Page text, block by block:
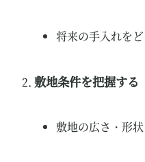
将来の手入れを
敷地条件を把握する
敷地の広さ・形状